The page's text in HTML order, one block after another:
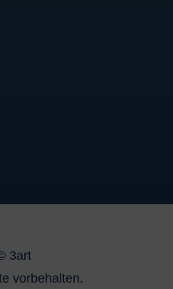
3art
vorbehalten.